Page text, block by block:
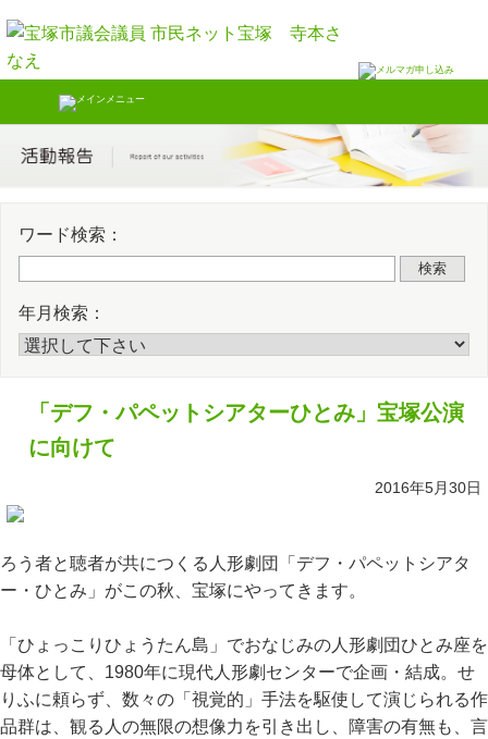
to
content
ワード検索：
検索
年月検索：
「デフ・パペットシアターひとみ」宝塚公演
に向けて
2016年5月30日
ろう者と聴者が共につくる人形劇団「デフ・パペットシアタ
ー・ひとみ」がこの秋、宝塚にやってきます。
「ひょっこりひょうたん島」でおなじみの人形劇団ひとみ座を
母体として、1980年に現代人形劇センターで企画・結成。せ
りふに頼らず、数々の「視覚的」手法を駆使して演じられる作
品群は、観る人の無限の想像力を引き出し、障害の有無も、言